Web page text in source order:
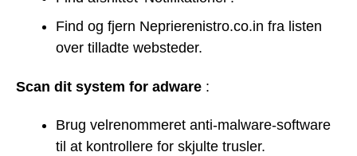
Find og fjern Neprierenistro.co.in fra listen
over tilladte websteder.
Scan dit system for adware :
Brug velrenommeret anti-malware-software
til at kontrollere for skjulte trusler.